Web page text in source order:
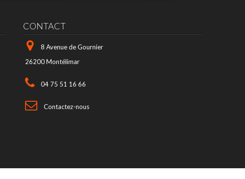
CONTACT
8 Avenue de Gournier
26200 Montélimar
04 75 51 16 66
Contactez-nous